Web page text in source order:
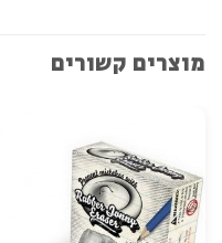
מוצרים קשורים